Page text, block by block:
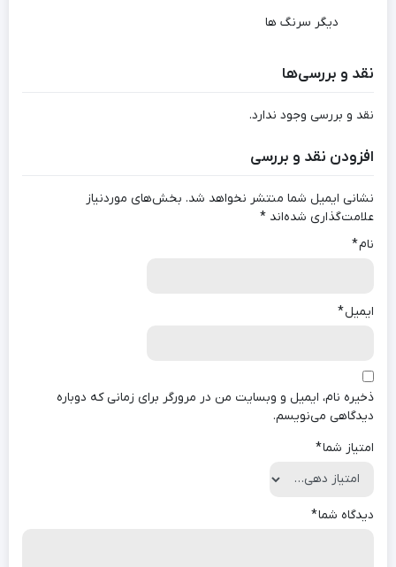
دیگر سرنگ ها
نقد و بررسی‌ها
نقد و بررسی وجود ندارد.
افزودن نقد و بررسی
نشانی ایمیل شما منتشر نخواهد شد. بخش‌های موردنیاز
علامت‌گذاری شده‌اند *
نام*
ایمیل*
ذخیره نام، ایمیل و وبسایت من در مرورگر برای زمانی که دوباره
دیدگاهی می‌نویسم.
امتیاز شما*
دیدگاه شما*